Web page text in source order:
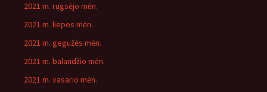
2021 m. rugsėjo mėn.
2021 m. liepos mėn.
2021 m. gegužės mėn.
2021 m. balandžio mėn.
2021 m. vasario mėn.